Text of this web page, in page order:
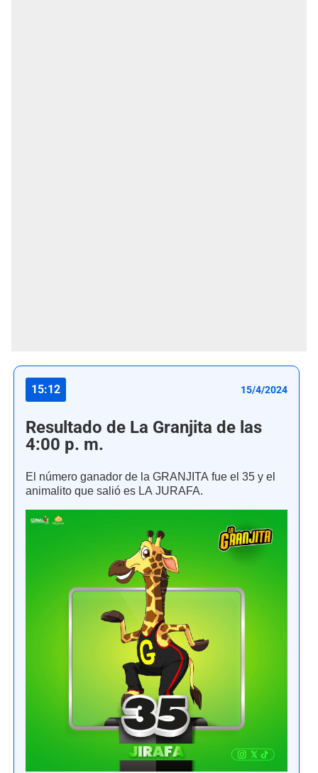
15:12 15/4/2024
Resultado de La Granjita de las
4:00 p. m.
El número ganador de la GRANJITA fue el 35 y el
animalito que salió es LA JURAFA.